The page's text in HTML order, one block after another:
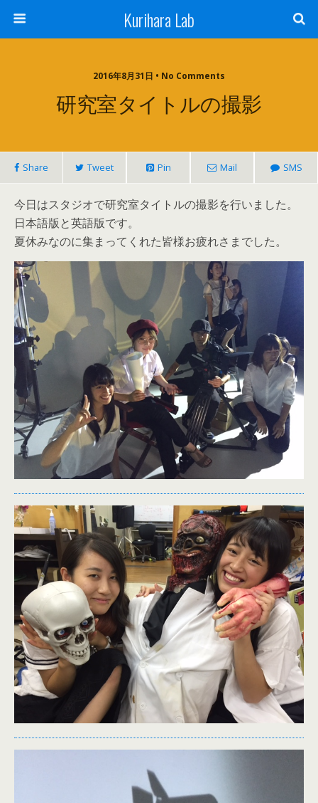
Kurihara Lab
2016年8月31日 • No Comments
研究室タイトルの撮影
Share Tweet Pin Mail SMS
今日はスタジオで研究室タイトルの撮影を行いました。
日本語版と英語版です。
夏休みなのに集まってくれた皆様お疲れさまでした。